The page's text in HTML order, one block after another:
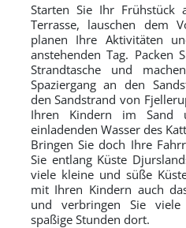
Starten Sie Ihr Frühstück
Terrasse, lauschen dem
planen Ihre Aktivitäten
anstehenden Tag. Packen
Strandtasche und
Spaziergang an den
den Sandstrand von
Ihren Kindern im Sand
einladenden Wasser des
Bringen Sie doch Ihre
Sie entlang Küste
viele kleine und süße
mit Ihren Kindern auch
und verbringen Sie viele
spaßige Stunden dort.